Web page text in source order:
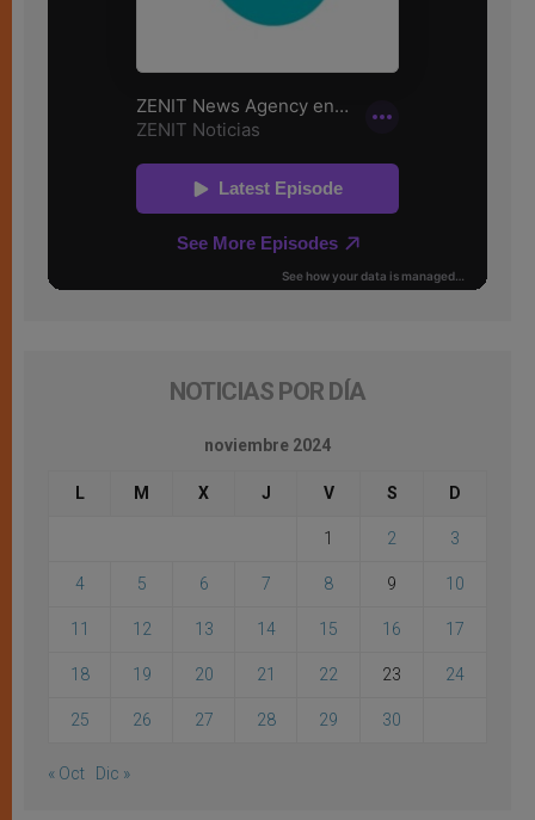
NOTICIAS POR DÍA
noviembre 2024
L M X J V S D
1 2 3
4 5 6 7 8 9 10
11 12 13 14 15 16 17
18 19 20 21 22 23 24
25 26 27 28 29 30
« Oct Dic »